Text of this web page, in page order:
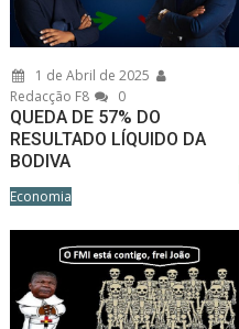
1 de Abril de 2025
Redacção F8
0
QUEDA DE 57% DO
RESULTADO LÍQUIDO DA
BODIVA
Economia